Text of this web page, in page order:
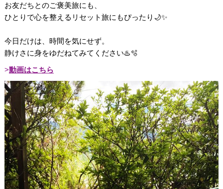
お友だちとのご褒美旅にも、
ひとりで心を整えるリセット旅にもぴったり🌙✨
今日だけは、時間を気にせず。
静けさに身をゆだねてみてください♨️🫧
動画はこちら